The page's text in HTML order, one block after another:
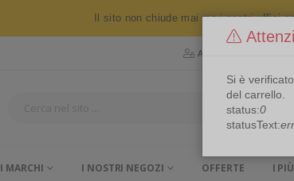
Il sito non chiude mai ma i nostri uffici
Area Riservata
I MARCHI I NOSTRI NEGOZI OFFERTE I
Si è
del carrello.
status:0
statusText: